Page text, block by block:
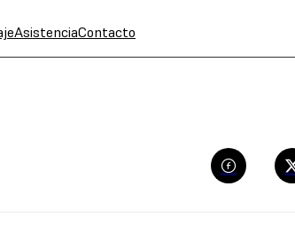
AsistenciaContacto